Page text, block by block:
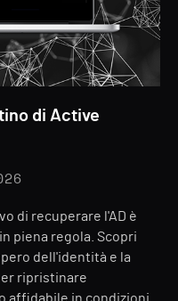
di Active
di recuperare l'AD è
piena regola. Scopri
dell'identità e la
ripristinare